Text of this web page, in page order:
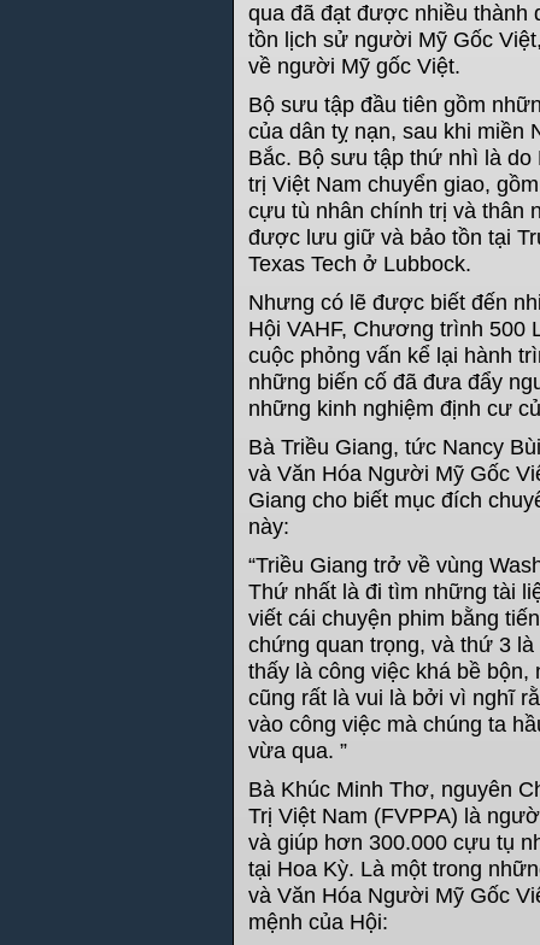
qua đã đạt được nhiều thành
tồn lịch sử người Mỹ Gốc
về người Mỹ gốc Việt.
Bộ sưu tập đầu tiên gồm
của dân tỵ nạn, sau khi miền
Bắc. Bộ sưu tập thứ nhì là
trị Việt Nam chuyển giao,
cựu tù nhân chính trị và thân
được lưu giữ và bảo tồn tại
Texas Tech ở Lubbock.
Nhưng có lẽ được biết đến
Hội VAHF, Chương trình 500
cuộc phỏng vấn kể lại hành
những biến cố đã đưa đẩy
những kinh nghiệm định cư
Bà Triều Giang, tức Nancy
và Văn Hóa Người Mỹ Gốc
Giang cho biết mục đích
này:
“Triều Giang trở về vùng
Thứ nhất là đi tìm những tài
viết cái chuyện phim bằng
chứng quan trọng, và thứ 3
thấy là công việc khá bề
cũng rất là vui là bởi vì nghĩ
vào công việc mà chúng ta
vừa qua. ”
Bà Khúc Minh Thơ, nguyên
Trị Việt Nam (FVPPA) là
và giúp hơn 300.000 cựu tụ
tại Hoa Kỳ. Là một trong
và Văn Hóa Người Mỹ Gốc
mệnh của Hội: